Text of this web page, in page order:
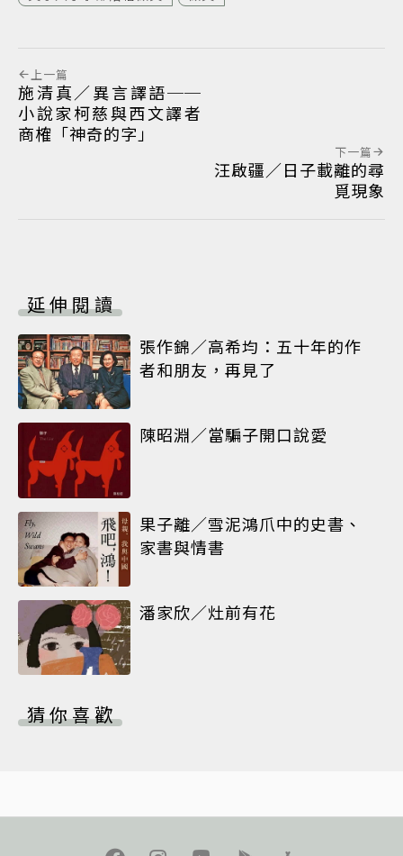
上一篇
施清真／異言譯語──
小說家柯慈與西文譯者
商榷「神奇的字」
下一篇
汪啟疆／日子載離的尋
覓現象
延伸閱讀
張作錦／高希均：五十年的作
者和朋友，再見了
陳昭淵／當騙子開口說愛
果子離／雪泥鴻爪中的史書、
家書與情書
潘家欣／灶前有花
猜你喜歡